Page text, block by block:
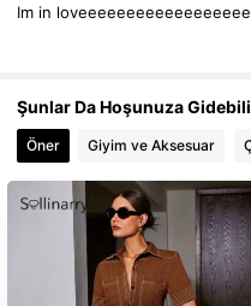
Im in loveeeeeeeeeeeeeeeeee
Şunlar Da Hoşunuza
Öner Giyim ve Aksesuar